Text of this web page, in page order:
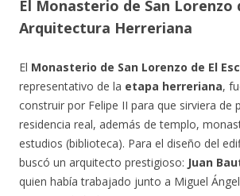
El Monasterio de San Lorenzo
Arquitectura Herreriana
El Monasterio de San Lorenzo de El
representativo de la etapa herreriana,
construir por Felipe II para que sirviera de
residencia real, además de templo,
estudios (biblioteca). Para el diseño del
buscó un arquitecto prestigioso: Juan
quien había trabajado junto a Miguel